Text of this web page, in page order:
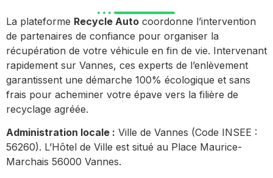
La plateforme Recycle Auto coordonne l’intervention
de partenaires de confiance pour organiser la
récupération de votre véhicule en fin de vie. Intervenant
rapidement sur Vannes, ces experts de l’enlèvement
garantissent une démarche 100% écologique et sans
frais pour acheminer votre épave vers la filière de
recyclage agréée.
Administration locale : Ville de Vannes (Code INSEE :
56260). L’Hôtel de Ville est situé au Place Maurice-
Marchais 56000 Vannes.